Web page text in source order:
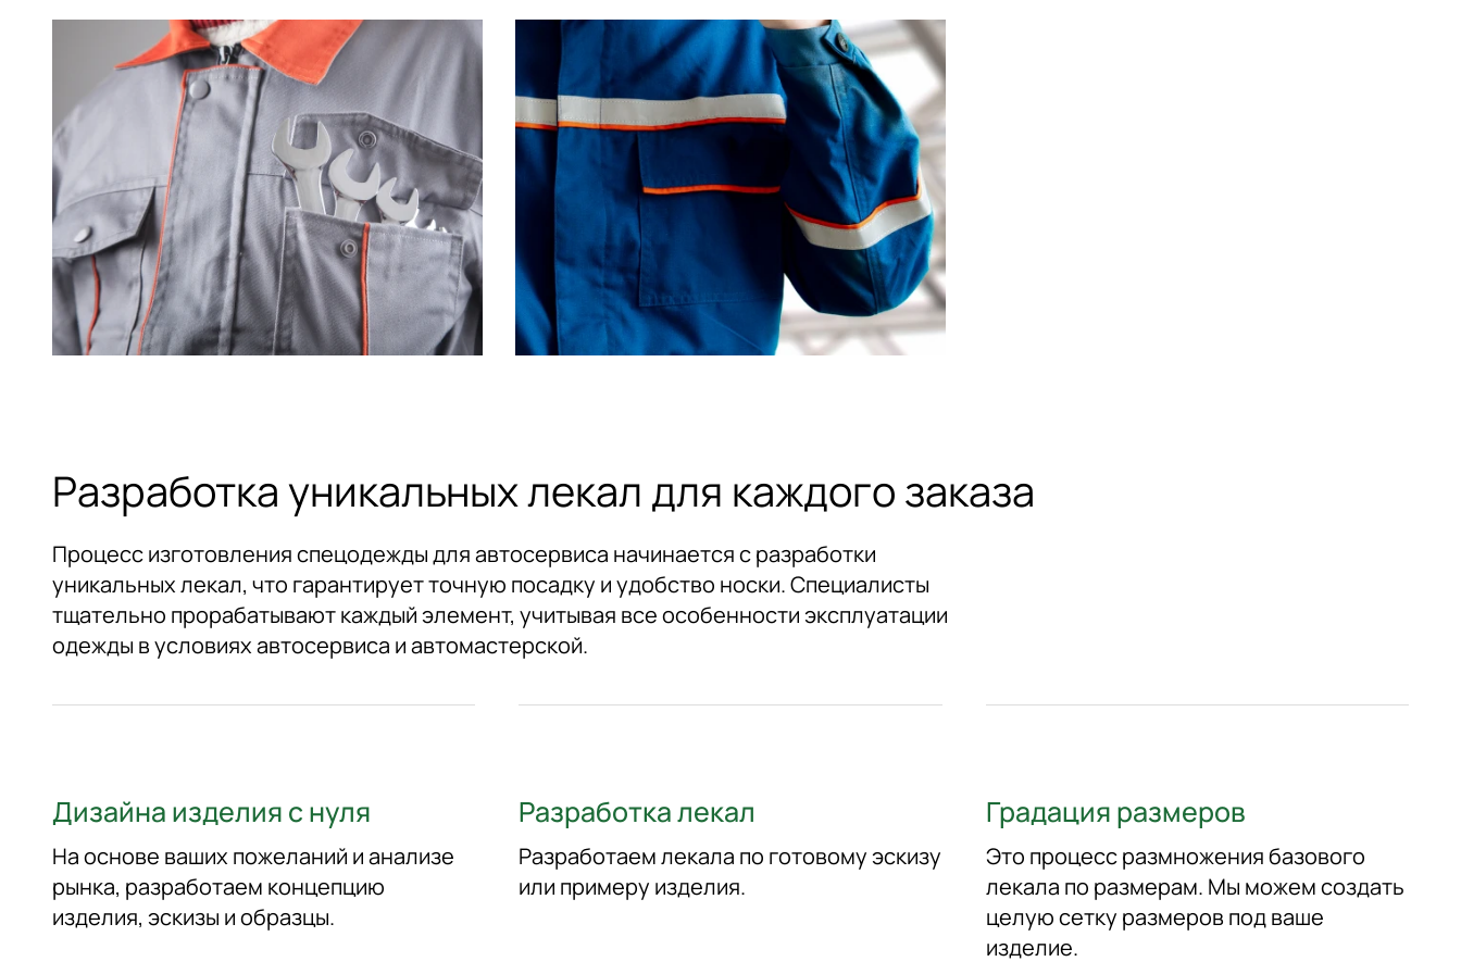
Разработка уникальных лекал для каждого заказа
Процесс изготовления спецодежды для автосервиса начинается с разработки
уникальных лекал, что гарантирует точную посадку и удобство носки. Специалисты
тщательно прорабатывают каждый элемент, учитывая все особенности эксплуатации
одежды в условиях автосервиса и автомастерской.
Дизайна изделия с нуля
На основе ваших пожеланий и анализе
рынка, разработаем концепцию
изделия, эскизы и образцы.
Разработка лекал
Разработаем лекала по готовому эскизу
или примеру изделия.
Градация размеров
Это процесс размножения базового
лекала по размерам. Мы можем создать
целую сетку размеров под ваше
изделие.